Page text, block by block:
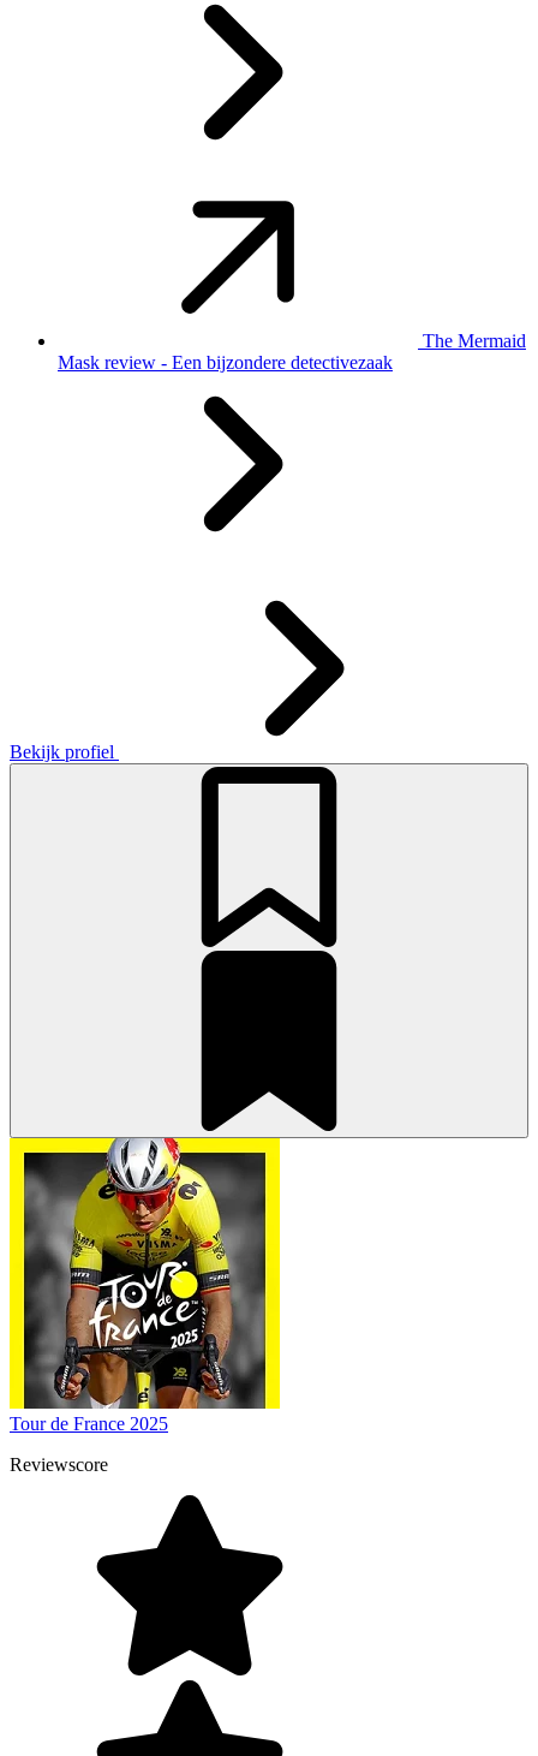
The Mermaid
Mask review - Een bijzondere detectivezaak
Bekijk profiel
Tour de France 2025
Reviewscore